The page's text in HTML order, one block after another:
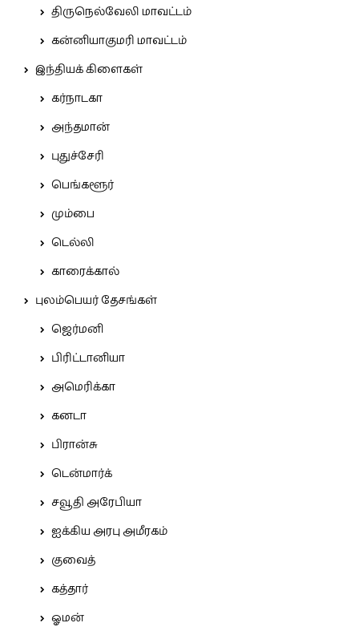
திருநெல்வேலி மாவட்டம்
கன்னியாகுமரி மாவட்டம்
இந்தியக் கிளைகள்
கர்நாடகா
அந்தமான்
புதுச்சேரி
பெங்களூர்
மும்பை
டெல்லி
காரைக்கால்
புலம்பெயர் தேசங்கள்
ஜெர்மனி
பிரிட்டானியா
அமெரிக்கா
கனடா
பிரான்சு
டென்மார்க்
சவூதி அரேபியா
ஐக்கிய அரபு அமீரகம்
குவைத்
கத்தார்
ஓமன்